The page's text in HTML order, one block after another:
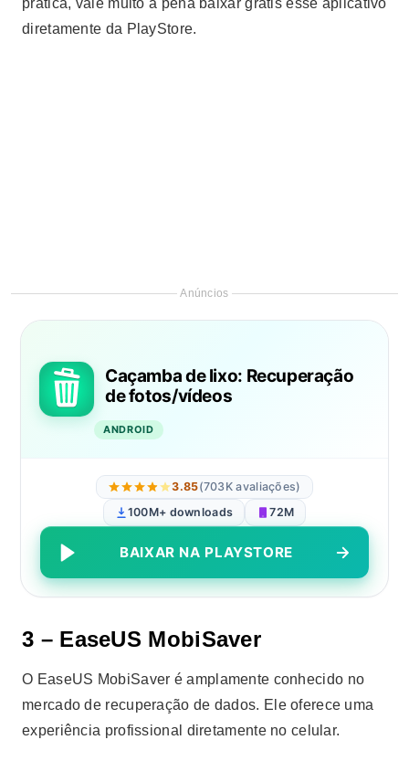
prática, vale muito a pena baixar grátis esse aplicativo
diretamente da PlayStore.
Anúncios
Caçamba de lixo: Recuperação
de fotos/vídeos
ANDROID
3.85(703K avaliações)
100M+ downloads
72M
BAIXAR NA PLAYSTORE
3 – EaseUS MobiSaver
O EaseUS MobiSaver é amplamente conhecido no
mercado de recuperação de dados. Ele oferece uma
experiência profissional diretamente no celular.